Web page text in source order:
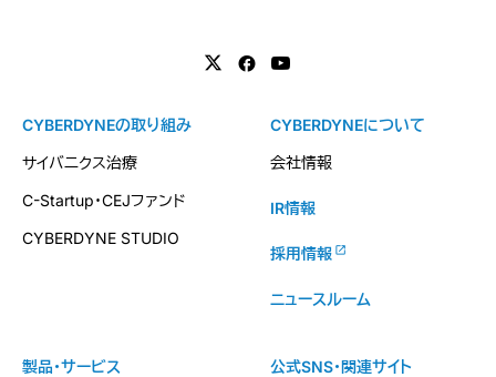
製品・サービス
CYBERDYNEの取り組み
サイバニクス治療
C-Startup・CEJファンド
CYBERDYNE STUDIO
CYBERDYNEについて
会社情報
IR情報
採用情報
ニュースルーム
公式SNS・関連サイト